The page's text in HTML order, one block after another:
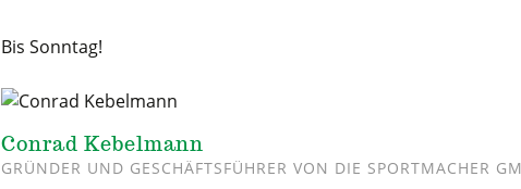
Bis Sonntag!
Conrad Kebelmann
GRÜNDER UND GESCHÄFTSFÜHRER VON DIE SPORTMACHER